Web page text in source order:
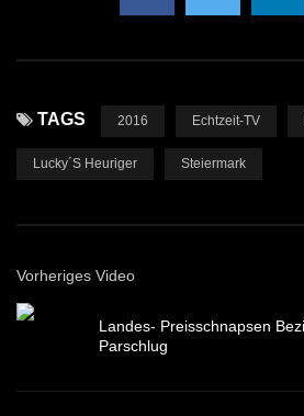
TAGS 2016 Echtzeit-TV
Lucky´s Heuriger Steiermark
Vorheriges Video
Landes- Preisschnapsen
Parschlug